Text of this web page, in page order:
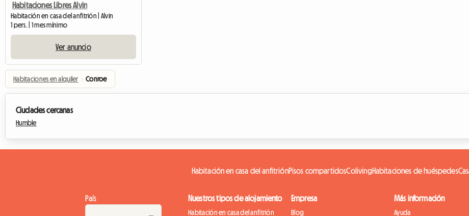
Habitaciones Libres Alvin
Habitación en casa del anfitrión | Alvin
1 pers. | 1 mes mínimo
Ver anuncio
Habitaciones en alquiler › Conroe
Ciudades cercanas
Humble
Habitación en casa del anfitriónPisos compartidosColivingHabitaciones de huéspedes
País Nuestros tipos de alojamiento
Habitación en casa del anfitrión
Empresa
Blog
Más información
Ayuda